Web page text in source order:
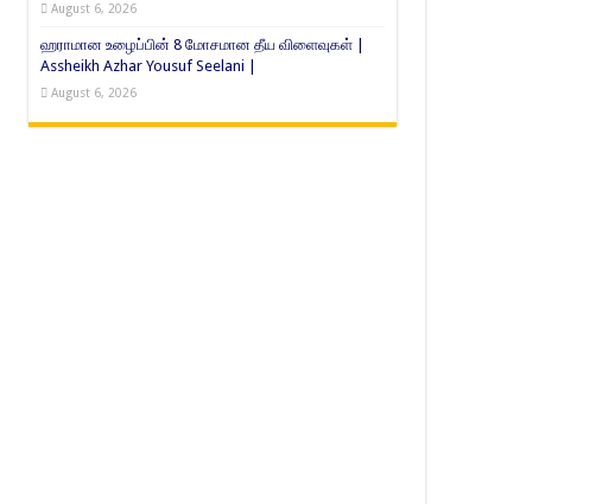
August 6, 2026
ஹராமான உழைப்பின் 8 மோசமான தீய விளைவுகள் |
Assheikh Azhar Yousuf Seelani |
August 6, 2026